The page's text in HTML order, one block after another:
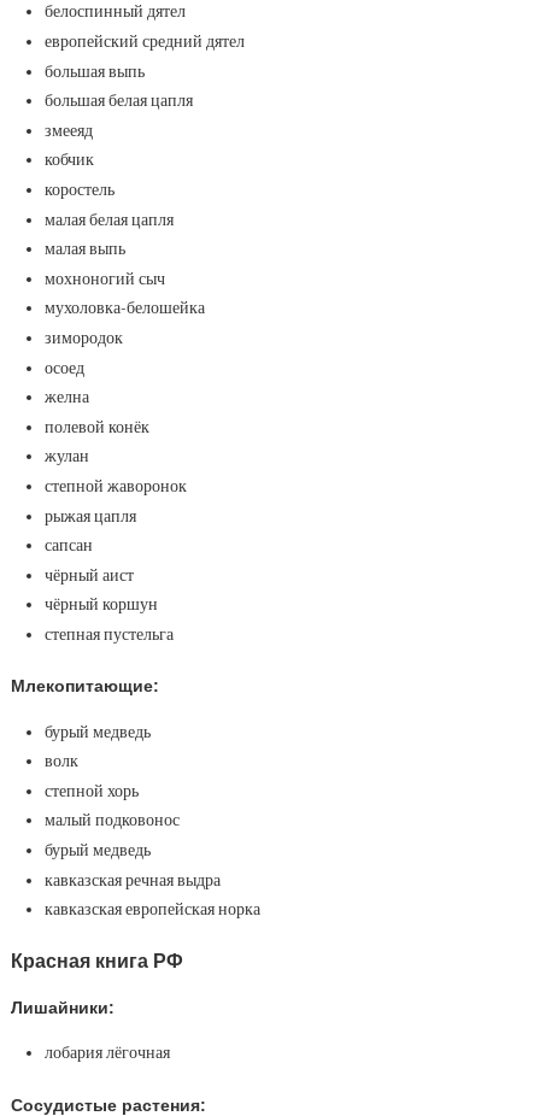
белоспинный дятел
европейский средний дятел
большая выпь
большая белая цапля
змееяд
кобчик
коростель
малая белая цапля
малая выпь
мохноногий сыч
мухоловка-белошейка
зимородок
осоед
желна
полевой конёк
жулан
степной жаворонок
рыжая цапля
сапсан
чёрный аист
чёрный коршун
степная пустельга
Млекопитающие:
бурый медведь
волк
степной хорь
малый подковонос
бурый медведь
кавказская речная выдра
кавказская европейская норка
Красная книга РФ
Лишайники:
лобария лёгочная
Сосудистые растения: